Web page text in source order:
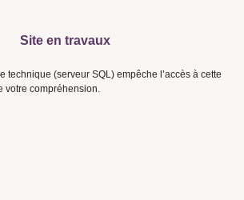
Site en travaux
technique (serveur SQL) empêche l’accès à cette
votre compréhension.